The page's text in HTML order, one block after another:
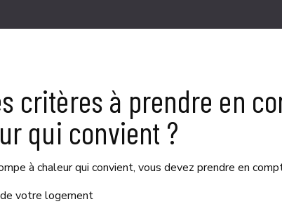
critères à prendre en
qui convient ?
à chaleur qui convient, vous devez prendre en
votre logement